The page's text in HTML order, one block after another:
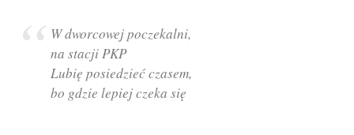
W dworcowej poczekalni,
na stacji PKP
Lubię posiedzieć czasem,
bo gdzie lepiej czeka się